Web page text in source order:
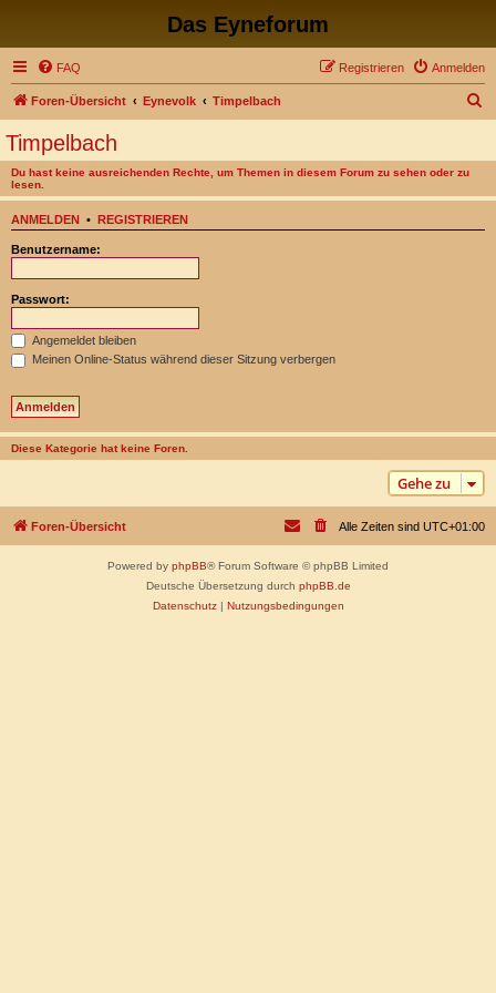
Das Eyneforum
FAQ Anmelden
Registrieren
Foren-Übersicht Eynevolk Timpelbach
Timpelbach
Du hast keine ausreichenden Rechte, um Themen in diesem Forum zu sehen oder zu
lesen.
ANMELDEN • REGISTRIEREN
Benutzername:
Passwort:
Angemeldet bleiben
Meinen Online-Status während dieser Sitzung verbergen
Diese Kategorie hat keine Foren.
Gehe zu
Foren-Übersicht Alle Zeiten sind UTC+01:00
Powered by phpBB® Forum Software © phpBB Limited
Deutsche Übersetzung durch phpBB.de
Datenschutz| Nutzungsbedingungen